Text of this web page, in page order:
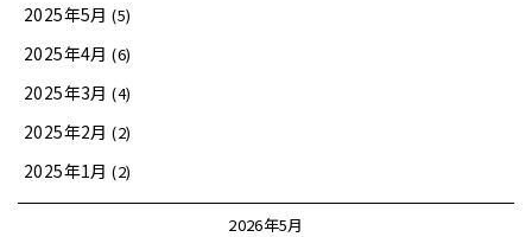
2025年5月 (5)
2025年4月 (6)
2025年3月 (4)
2025年2月 (2)
2025年1月 (2)
2026年5月